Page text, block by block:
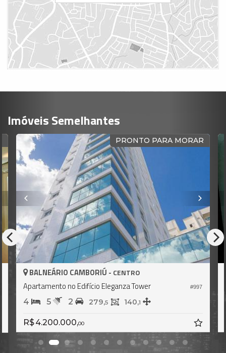
Imóveis Semelhantes
PRONTO PARA MORAR
#997
CENTRO
Tower
140,1
BALNEÁRIO CAMBORIÚ -
Apartamento no Edifício
4 5